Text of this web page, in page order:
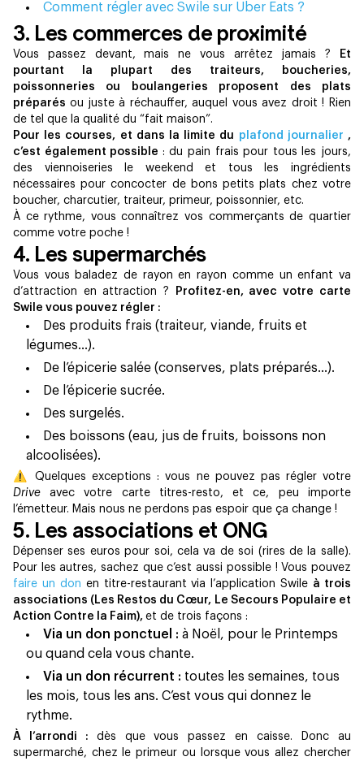
Comment régler avec Swile sur Uber Eats ?
3. Les commerces de proximité
Vous passez devant, mais ne vous arrêtez jamais ?
Et
pourtant la plupart des traiteurs, boucheries,
poissonneries ou boulangeries proposent des plats
préparés ou juste à réchauffer, auquel vous avez droit ! Rien
de tel que la qualité du “fait maison”.
Pour les courses, et dans la limite du plafond journalier ,
c’est également possible : du pain frais pour tous les jours,
des viennoiseries le weekend et tous les ingrédients
nécessaires pour concocter de bons petits plats chez votre
boucher, charcutier, traiteur, primeur, poissonnier, etc.
À ce rythme, vous connaîtrez vos commerçants de quartier
comme votre poche !
4. Les supermarchés
Vous vous baladez de rayon en rayon comme un enfant va
d’attraction en attraction ?
Profitez-en, avec votre carte
Swile vous pouvez régler :
Des produits frais (traiteur, viande, fruits et
légumes…).
De l’épicerie salée (conserves, plats préparés…).
De l’épicerie sucrée.
Des surgelés.
Des boissons (eau, jus de fruits, boissons non
alcoolisées).
⚠️ Quelques exceptions : vous ne pouvez pas régler votre
Driveavec votre carte titres-resto, et ce, peu importe
l’émetteur. Mais nous ne perdons pas espoir que ça change !
5. Les associations et ONG
Dépenser ses euros pour soi, cela va de soi (rires de la salle).
Pour les autres, sachez que c’est aussi possible ! Vous pouvez
faire un don en titre-restaurant via l’application Swile à trois
associations (Les Restos du Cœur, Le Secours Populaire et
Action Contre la Faim), et de trois façons :
Via un don ponctuel : à Noël, pour le Printemps
ou quand cela vous chante.
Via un don récurrent : toutes les semaines, tous
les mois, tous les ans. C’est vous qui donnez le
rythme.
À l’arrondi : dès que vous passez en caisse. Donc au
supermarché, chez le primeur ou lorsque vous allez chercher